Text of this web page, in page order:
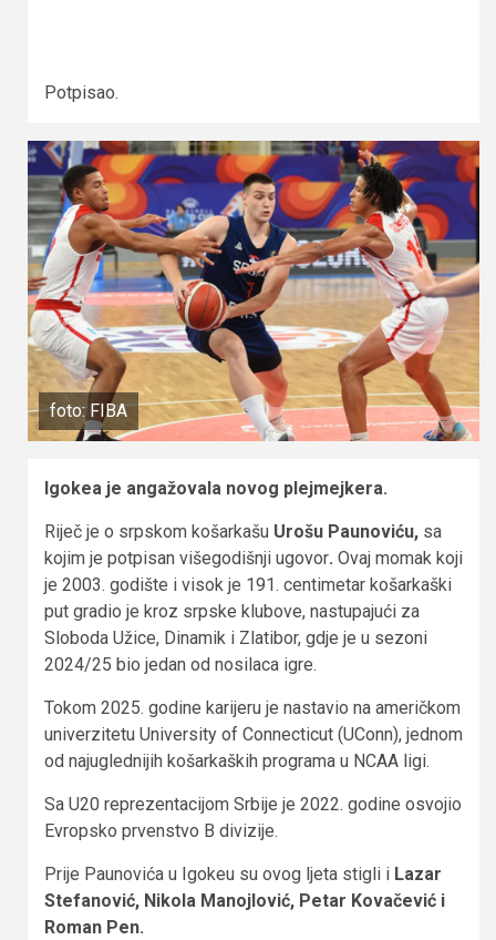
Potpisao.
foto: FIBA
Igokea je angažovala novog plejmejkera.
Riječ je o srpskom košarkašu Urošu Paunoviću, sa
kojim je potpisan višegodišnji ugovor. Ovaj momak koji
je 2003. godište i visok je 191. centimetar košarkaški
put gradio je kroz srpske klubove, nastupajući za
Sloboda Užice, Dinamik i Zlatibor, gdje je u sezoni
2024/25 bio jedan od nosilaca igre.
Tokom 2025. godine karijeru je nastavio na američkom
univerzitetu University of Connecticut (UConn), jednom
od najuglednijih košarkaških programa u NCAA ligi.
Sa U20 reprezentacijom Srbije je 2022. godine osvojio
Evropsko prvenstvo B divizije.
Prije Paunovića u Igokeu su ovog ljeta stigli i Lazar
Stefanović, Nikola Manojlović, Petar Kovačević i
Roman Pen.